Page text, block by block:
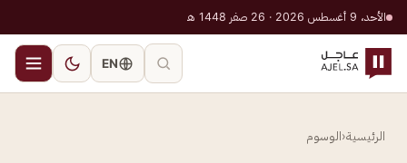
الأحد، 9 أغسطس 2026 · 26 صفر 1448 هـ
EN
الرئيسية‹الوسوم